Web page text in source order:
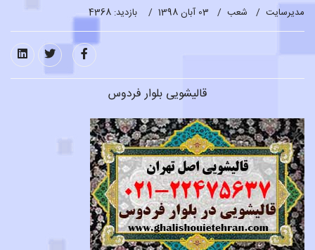
مدیرسایت شعب 03 آبان 1398 بازدید: 4368
قالیشویی بلوار فردوس